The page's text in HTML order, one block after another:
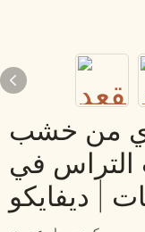
من خشب
التراس في
| ديفايكو